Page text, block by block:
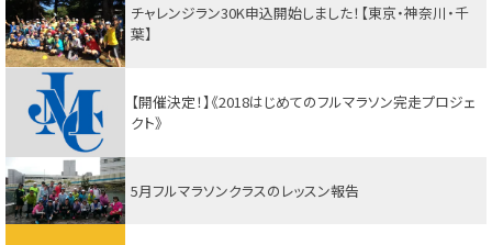
チャレンジラン30K申込開始しました！【東京・神奈川・千
葉】
【開催決定！】《2018はじめてのフルマラソン完走プロジェ
クト》
5月フルマラソンクラスのレッスン報告